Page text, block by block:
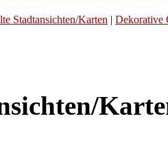
Stadtansichten/Karten | Dekorative